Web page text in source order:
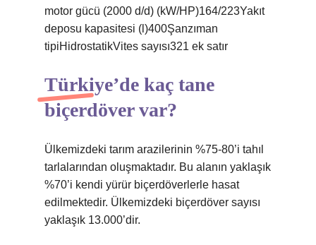
motor gücü (2000 d/d) (kW/HP)164/223Yakıt
deposu kapasitesi (l)400Şanzıman
tipiHidrostatikVites sayısı321 ek satır
Türkiye’de kaç tane
biçerdöver var?
Ülkemizdeki tarım arazilerinin %75-80’i tahıl
tarlalarından oluşmaktadır. Bu alanın yaklaşık
%70’i kendi yürür biçerdöverlerle hasat
edilmektedir. Ülkemizdeki biçerdöver sayısı
yaklaşık 13.000’dir.